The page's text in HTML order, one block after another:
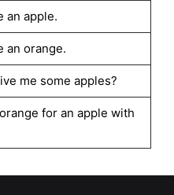
an apple.
an orange.
me some apples?
for an apple with